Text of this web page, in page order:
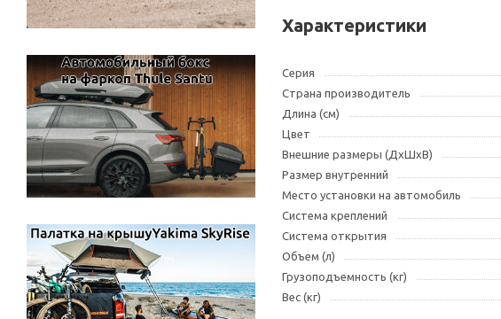
Характеристики
Серия
Страна производитель
Длина (см)
Цвет
Внешние размеры (ДxШxВ)
Размер внутренний
Место установки на автомобиль
Система креплений
Система открытия
Объем (л)
Грузоподъемность (кг)
Вес (кг)